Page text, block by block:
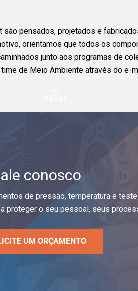
pensados, projetados e
orientamos que todos os
junto aos programas de
de Meio Ambiente através do e-
conosco
de pressão, temperatura e
proteger o seu pessoal, seus
UM ORÇAMENTO